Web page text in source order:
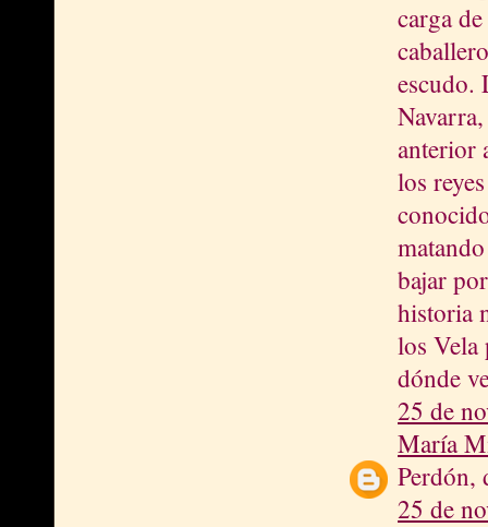
carga
escudo.
anterior
los
bajar
historia
los Vela
dónde
25 de
María
Perdón,
25 de